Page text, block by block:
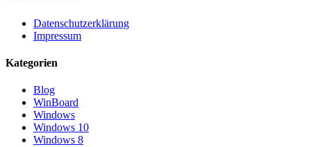
Datenschutzerklärung
Impressum
Kategorien
Blog
WinBoard
Windows
Windows 10
Windows 8